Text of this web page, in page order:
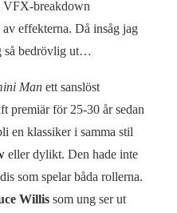
VFX-breakdown
effekterna. Då insåg jag
så bedrövlig ut…
Man ett sanslöst
premiär för 25-30 år sedan
en klassiker i samma stil
eller dylikt. Den hade inte
som spelar båda rollerna.
Willis som ung ser ut